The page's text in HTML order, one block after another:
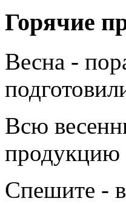
Горячие
Весна -
Всю
продукцию
Спешите -